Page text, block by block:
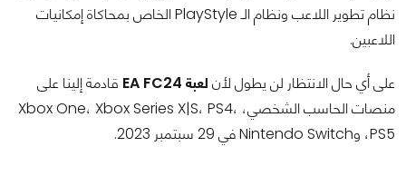
نظام تطوير اللاعب ونظام الـ PlayStyle الخاص بمحاكاة إمكانيات
اللاعبين.
على أي حال الانتظار لن يطول لأن لعبة EA FC24
قادمة إلينا على
منصات الحاسب الشخصي، Xbox One، Xbox Series X|S، PS4،
PS5، وNintendo Switch في 29 سبتمبر 2023.